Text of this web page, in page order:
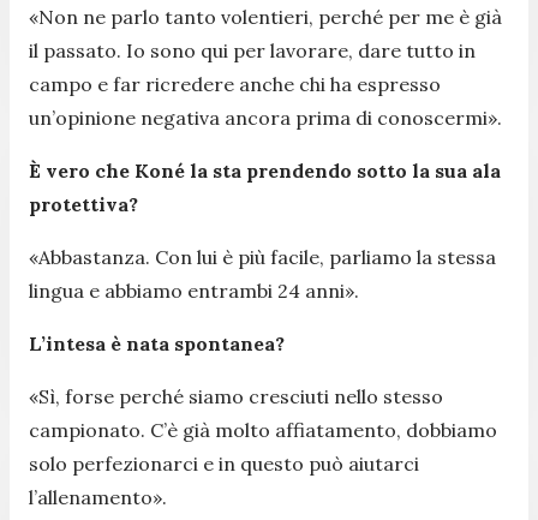
«Non ne parlo tanto volentieri, perché per me è già
il passato. Io sono qui per lavorare, dare tutto in
campo e far ricredere anche chi ha espresso
un’opinione negativa ancora prima di conoscermi».
È vero che Koné la sta prendendo sotto la sua ala
protettiva?
«Abbastanza. Con lui è più facile, parliamo la stessa
lingua e abbiamo entrambi 24 anni».
L’intesa è nata spontanea?
«Sì, forse perché siamo cresciuti nello stesso
campionato. C’è già molto affiatamento, dobbiamo
solo perfezionarci e in questo può aiutarci
l’allenamento».